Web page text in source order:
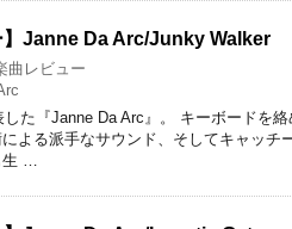
】Janne Da Arc/Junky Walker
曲レビュー
た『Janne Da Arc』。 キーボードを絡
よる派手なサウンド、そしてキャッチ
…